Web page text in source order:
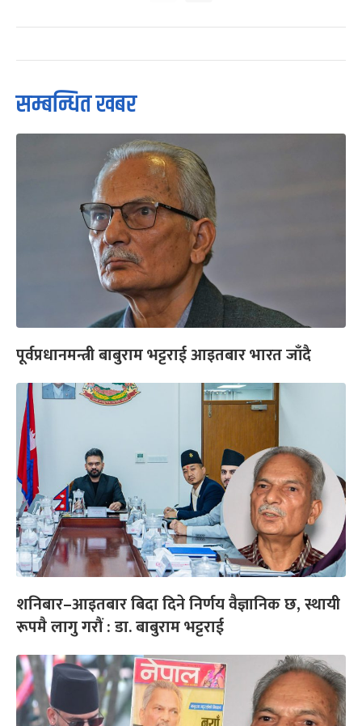
सम्बन्धित खबर
पूर्वप्रधानमन्त्री बाबुराम भट्टराई आइतबार भारत जाँदै
शनिबार–आइतबार बिदा दिने निर्णय वैज्ञानिक छ, स्थायी
रूपमै लागु गरौं : डा. बाबुराम भट्टराई